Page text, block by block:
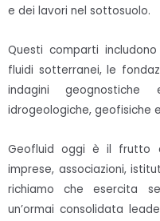
e dei lavori nel sottosuolo.
Questi comparti
fluidi sotterranei, le
indagini
idrogeologiche, geofisiche
Geofluid oggi è il frutto
imprese, associazioni,
richiamo che esercita
un’ormai consolidata